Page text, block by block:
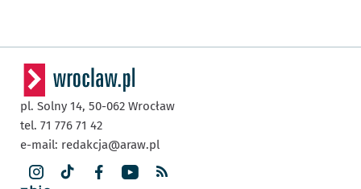
pl. Solny 14, 50-062 Wrocław
tel. 71 776 71 42
e-mail: redakcja@araw.pl